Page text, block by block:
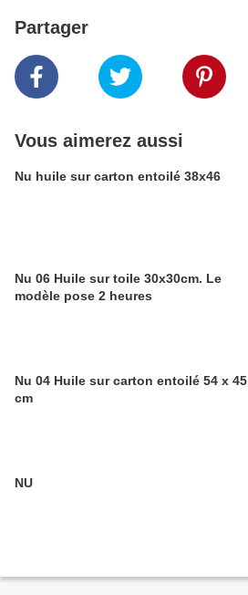
Partager
Vous aimerez aussi
Nu huile sur carton entoilé 38x46
Nu 06 Huile sur toile 30x30cm. Le
modèle pose 2 heures
Nu 04 Huile sur carton entoilé 54 x 45
cm
NU